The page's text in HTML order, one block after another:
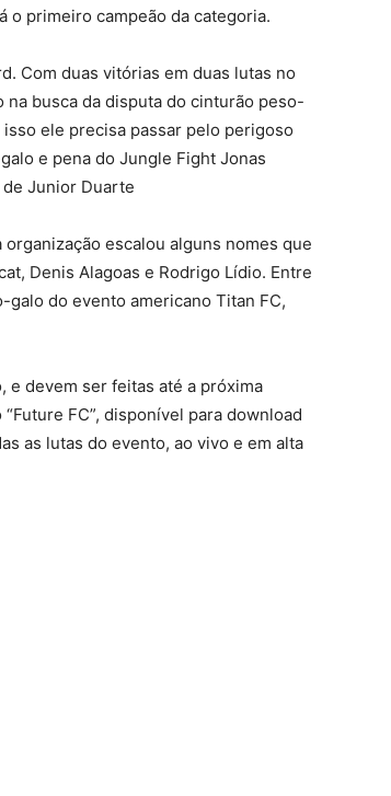
o primeiro campeão da categoria.
Com duas vitórias em duas lutas no
na busca da disputa do cinturão peso-
ele precisa passar pelo perigoso
e pena do Jungle Fight Jonas
Junior Duarte
escalou alguns nomes que
Denis Alagoas e Rodrigo Lídio. Entre
do evento americano Titan FC,
e devem ser feitas até a próxima
FC”, disponível para download
as lutas do evento, ao vivo e em alta